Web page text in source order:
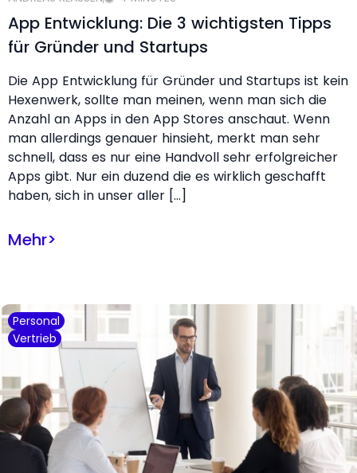
App Entwicklung: Die 3 wichtigsten Tipps
für Gründer und Startups
Die App Entwicklung für Gründer und Startups ist kein
Hexenwerk, sollte man meinen, wenn man sich die
Anzahl an Apps in den App Stores anschaut. Wenn
man allerdings genauer hinsieht, merkt man sehr
schnell, dass es nur eine Handvoll sehr erfolgreicher
Apps gibt. Nur ein duzend die es wirklich geschafft
haben, sich in unser aller […]
Mehr>
Personal
Vertrieb